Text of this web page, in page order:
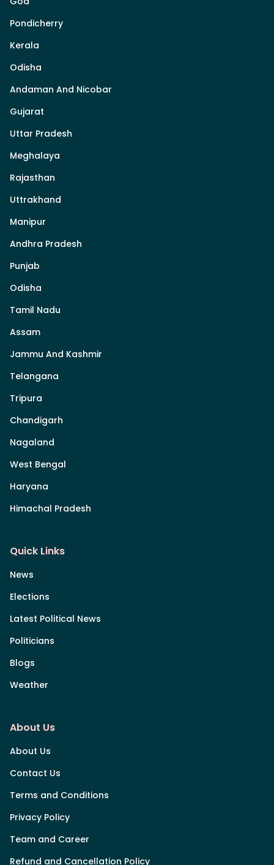
Pondicherry
Kerala
Odisha
Andaman And Nicobar
Gujarat
Uttar Pradesh
Meghalaya
Rajasthan
Uttrakhand
Manipur
Andhra Pradesh
Punjab
Odisha
Tamil Nadu
Assam
Jammu And Kashmir
Telangana
Tripura
Chandigarh
Nagaland
West Bengal
Haryana
Himachal Pradesh
Quick Links
News
Elections
Latest Political News
Politicians
Blogs
Weather
About Us
About Us
Contact Us
Terms and Conditions
Privacy Policy
Team and Career
Refund and Cancellation Policy